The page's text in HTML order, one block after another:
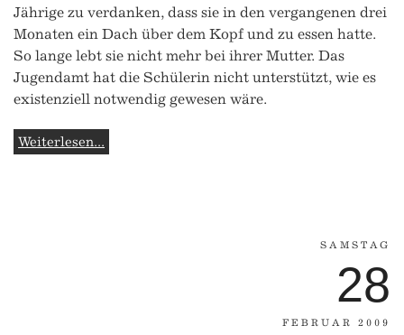
Jährige zu verdanken, dass sie in den vergangenen drei
Monaten ein Dach über dem Kopf und zu essen hatte.
So lange lebt sie nicht mehr bei ihrer Mutter. Das
Jugendamt hat die Schülerin nicht unterstützt, wie es
existenziell notwendig gewesen wäre.
Weiterlesen...
SAMSTAG
28
FEBRUAR 2009